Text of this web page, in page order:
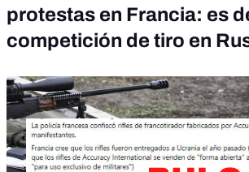
protestas en Francia: es
competición de tiro en